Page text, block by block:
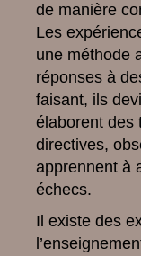
de manière
Les
une méthode
réponses à
faisant, ils
élaborent des
directives,
apprennent à
échecs.
Il existe des